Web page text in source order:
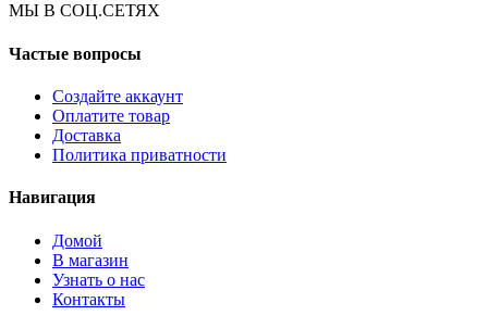
МЫ В СОЦ.СЕТЯХ
Частые вопросы
Создайте аккаунт
Оплатите товар
Доставка
Политика приватности
Навигация
Домой
В магазин
Узнать о нас
Контакты